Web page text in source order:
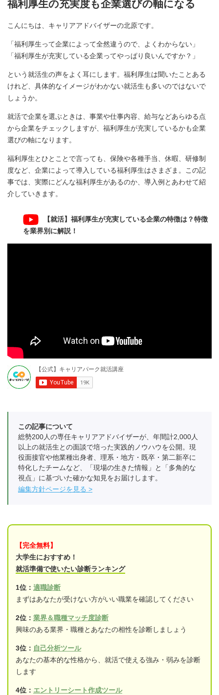
福利厚生の充実度も企業選びの軸になる
こんにちは、キャリアアドバイザーの北原です。
「福利厚生って企業によって全然違うので、よくわからない」
「福利厚生が充実している企業ってやっぱり良いんですか？」
という就活生の声をよく耳にします。福利厚生は聞いたことある
けれど、具体的なイメージがわかない就活生も多いのではないで
しょうか。
就活で企業を選ぶときは、事業や仕事内容、給与などあらゆる点
から企業をチェックしますが、福利厚生が充実しているかも企業
選びの軸になります。
福利厚生とひとことで言っても、保険や各種手当、休暇、研修制
度など、企業によって導入している福利厚生はさまざま。この記
事では、実際にどんな福利厚生があるのか、導入例とあわせて紹
介していきます。
【就活】福利厚生が充実している企業の特徴は？特徴
を業界別に解説！
この記事について
総勢200人の専任キャリアアドバイザーが、年間計2,000人
以上の就活生との面談で培った実践的ノウハウを公開。現
役面接官や他業種出身者、理系・地方・既卒・第二新卒に
特化したチームなど、「現場の生きた情報」と「多角的な
視点」に基づいた確かな知見をお届けします。
編集方針ページを見る
【完全無料】
大学生におすすめ！
就活準備で使いたい診断ランキング
1位： 適職診断
まずはあなたが受けない方がいい職業を確認してください
2位： 業界＆職種マッチ度診断
興味のある業界・職種とあなたの相性を診断しましょう
3位： 自己分析ツール
あなたの基本的な性格から、就活で使える強み・弱みを診断
します
4位： エントリーシート作成ツール